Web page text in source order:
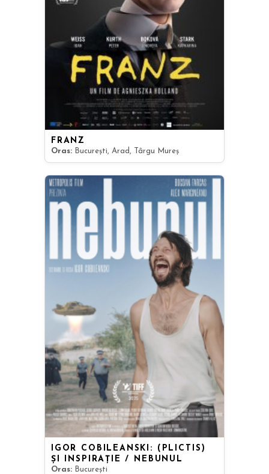
FRANZ
Oras: București, Arad, Târgu Mureș
IGOR COBILEANSKI: (PLICTIS)
ȘI INSPIRAȚIE / NEBUNUL
Oras: București